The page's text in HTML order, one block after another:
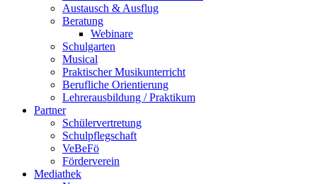
Austausch & Ausflug
Beratung
Webinare
Schulgarten
Musical
Praktischer Musikunterricht
Berufliche Orientierung
Lehrerausbildung / Praktikum
Partner
Schülervertretung
Schulpflegschaft
VeBeFö
Förderverein
Mediathek